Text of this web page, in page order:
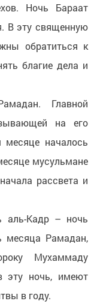
Ночь Бараат
В эту священную
обратиться к
благие дела и
Главной
на его
месяце началось
мусульмане
рассвета и
Кадр – ночь
месяца Рамадан,
Мухаммаду
эту ночь, имеют
в году.